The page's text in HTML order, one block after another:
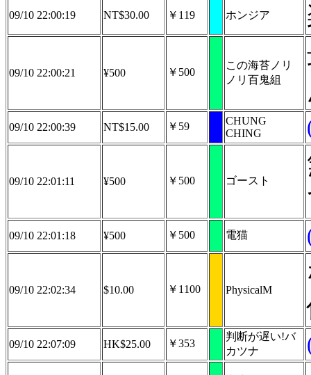
09/10 22:00:19 NT$30.00 ￥119 ホンジア
09/10 22:00:21 ¥500 ￥500
この海苔ノリ
ノリ百鬼組
09/10 22:00:39 NT$15.00 ￥59
CHUNG
CHING
09/10 22:01:11 ¥500 ￥500 ゴースト
09/10 22:01:18 ¥500 ￥500 電猫
09/10 22:02:34 $10.00 ￥1100 PhysicalM
09/10 22:07:09 HK$25.00 ￥353
判断が遅い!バ
カツナ